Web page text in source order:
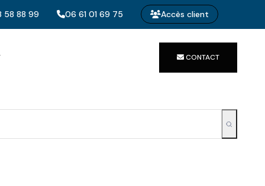
58 88 99 06 61 01 69 75 Accès client
CONTACT